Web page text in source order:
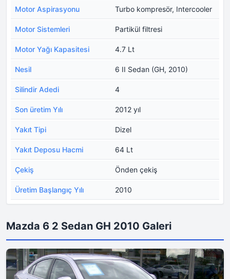
Motor Aspirasyonu Turbo kompresör, Intercooler
Motor Sistemleri Partikül filtresi
Motor Yağı Kapasitesi 4.7 Lt
Nesil 6 II Sedan (GH, 2010)
Silindir Adedi 4
Son üretim Yılı 2012 yıl
Yakıt Tipi Dizel
Yakıt Deposu Hacmi 64 Lt
Çekiş Önden çekiş
Üretim Başlangıç Yılı 2010
Mazda 6 2 Sedan GH 2010 Galeri